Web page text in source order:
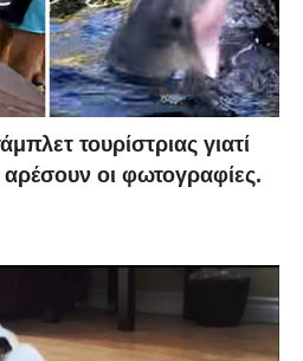
τουρίστριας γιατί
οι φωτογραφίες.